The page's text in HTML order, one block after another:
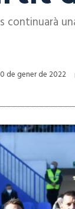
continuarà
de gener de 2022